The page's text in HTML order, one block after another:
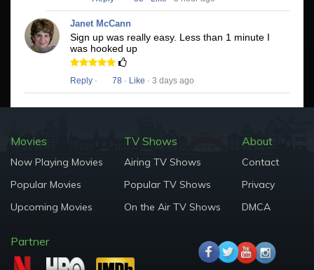
Janet McCann
Sign up was really easy. Less than 1 minute I
was hooked up
Reply · 78 · Like · 3 days ago
Movies
Now Playing Movies
Popular Movies
Upcoming Movies
TV Shows
Airing TV Shows
Popular TV Shows
On the Air TV Shows
About
Contact
Privacy
DMCA
Partner